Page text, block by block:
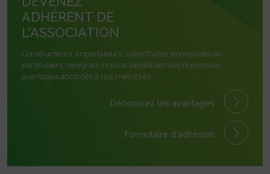
ADHÉRENT DE
L'ASSOCIATION
Constructeurs, importateurs, collectivités, entreprises ou
particuliers, rejoignez-nous et bénéficiez des nombreux
avantages accordés à nos membres.
Découvrez les avantages
Formulaire d'adhésion